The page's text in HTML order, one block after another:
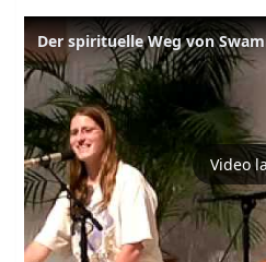
Der spirituelle Weg von
Video